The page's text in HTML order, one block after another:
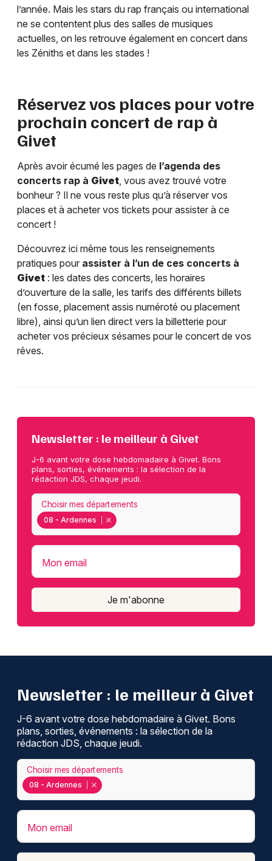
l’année. Mais les stars du rap français ou international
ne se contentent plus des salles de musiques
actuelles, on les retrouve également en concert dans
les Zéniths et dans les stades !
Réservez vos places pour votre
prochain concert de rap à
Givet
Après avoir écumé les pages de l’agenda des
concerts rap à Givet, vous avez trouvé votre
bonheur ? Il ne vous reste plus qu’à réserver vos
places et à acheter vos tickets pour assister à ce
concert !
Découvrez ici même tous les renseignements
pratiques pour assister à l’un de ces concerts à
Givet : les dates des concerts, les horaires
d’ouverture de la salle, les tarifs des différents billets
(en fosse, placement assis numéroté ou placement
libre), ainsi qu’un lien direct vers la billetterie pour
acheter vos précieux sésames pour le concert de vos
rêves.
Newsletter : le meilleur à Givet
J-6 avant votre dose hebdomadaire à Givet. Bons
plans, sorties, événements : la sélection de la
rédaction JDS, chaque jeudi.
08 - Ardennes
Choisir mes départements
Mon email
Je m'abonne
Newsletter : le meilleur à Givet
J-6 avant votre dose hebdomadaire à Givet. Bons
plans, sorties, événements : la sélection de la
rédaction JDS, chaque jeudi.
08 - Ardennes
Choisir mes départements
Mon email